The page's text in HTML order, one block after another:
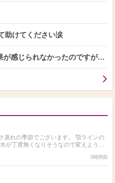
助けてください涙
が感じられなかったのですが…
蒸れの季節でございます。 顎ラインの
が丁度無くなりそうなので変えようと
重点を置くか、ビタ…
3時間前